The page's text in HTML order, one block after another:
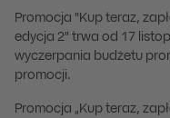
Promocja "Kup teraz,
edycja 2" trwa od 17
wyczerpania budżetu
promocji.
Promocja „Kup teraz,